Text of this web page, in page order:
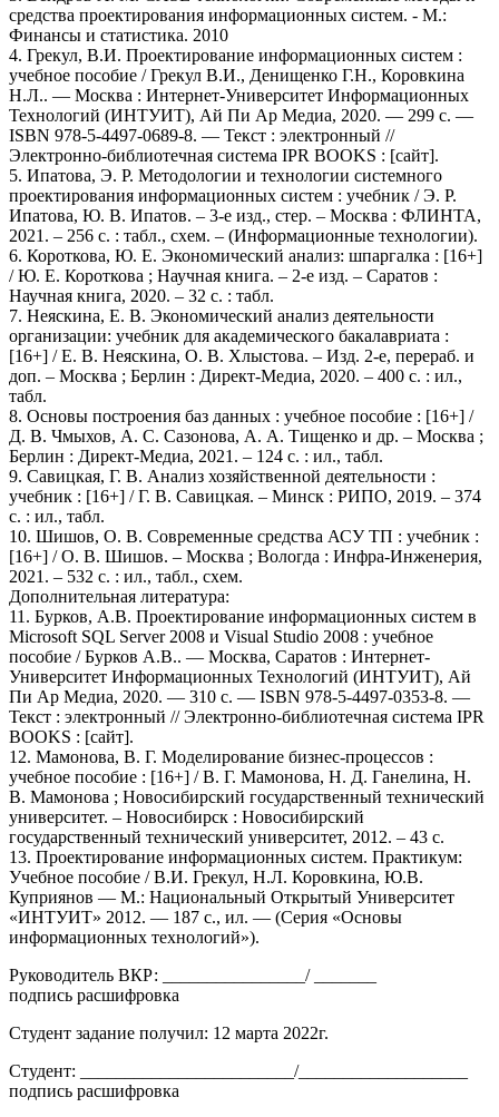
средства проектирования информационных систем. - М.:
Финансы и статистика. 2010
4. Грекул, В.И. Проектирование информационных систем :
учебное пособие / Грекул В.И., Денищенко Г.Н., Коровкина
Н.Л.. — Москва : Интернет-Университет Информационных
Технологий (ИНТУИТ), Ай Пи Ар Медиа, 2020. — 299 c. —
ISBN 978-5-4497-0689-8. — Текст : электронный //
Электронно-библиотечная система IPR BOOKS : [сайт].
5. Ипатова, Э. Р. Методологии и технологии системного
проектирования информационных систем : учебник / Э. Р.
Ипатова, Ю. В. Ипатов. – 3-е изд., стер. – Москва : ФЛИНТА,
2021. – 256 с. : табл., схем. – (Информационные технологии).
6. Короткова, Ю. Е. Экономический анализ: шпаргалка : [16+]
/ Ю. Е. Короткова ; Научная книга. – 2-е изд. – Саратов :
Научная книга, 2020. – 32 с. : табл.
7. Неяскина, Е. В. Экономический анализ деятельности
организации: учебник для академического бакалавриата :
[16+] / Е. В. Неяскина, О. В. Хлыстова. – Изд. 2-е, перераб. и
доп. – Москва ; Берлин : Директ-Медиа, 2020. – 400 с. : ил.,
табл.
8. Основы построения баз данных : учебное пособие : [16+] /
Д. В. Чмыхов, А. С. Сазонова, А. А. Тищенко и др. – Москва ;
Берлин : Директ-Медиа, 2021. – 124 с. : ил., табл.
9. Савицкая, Г. В. Анализ хозяйственной деятельности :
учебник : [16+] / Г. В. Савицкая. – Минск : РИПО, 2019. – 374
с. : ил., табл.
10. Шишов, О. В. Современные средства АСУ ТП : учебник :
[16+] / О. В. Шишов. – Москва ; Вологда : Инфра-Инженерия,
2021. – 532 с. : ил., табл., схем.
Дополнительная литература:
11. Бурков, А.В. Проектирование информационных систем в
Microsoft SQL Server 2008 и Visual Studio 2008 : учебное
пособие / Бурков А.В.. — Москва, Саратов : Интернет-
Университет Информационных Технологий (ИНТУИТ), Ай
Пи Ар Медиа, 2020. — 310 c. — ISBN 978-5-4497-0353-8. —
Текст : электронный // Электронно-библиотечная система IPR
BOOKS : [сайт].
12. Мамонова, В. Г. Моделирование бизнес-процессов :
учебное пособие : [16+] / В. Г. Мамонова, Н. Д. Ганелина, Н.
В. Мамонова ; Новосибирский государственный технический
университет. – Новосибирск : Новосибирский
государственный технический университет, 2012. – 43 с.
13. Проектирование информационных систем. Практикум:
Учебное пособие / В.И. Грекул, Н.Л. Коровкина, Ю.В.
Куприянов — М.: Национальный Открытый Университет
«ИНТУИТ» 2012. — 187 с., ил. — (Серия «Основы
информационных технологий»).
Руководитель ВКР: ________________/ _______
подпись расшифровка
Студент задание получил: 12 марта 2022г.
Студент: ________________________/___________________
подпись расшифровка